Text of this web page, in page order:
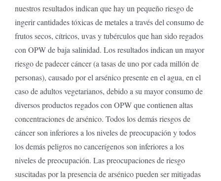
nuestros resultados indican que hay un pequeño riesgo de
ingerir cantidades tóxicas de metales a través del consumo de
frutos secos, cítricos, uvas y tubérculos que han sido regados
con OPW de baja salinidad. Los resultados indican un mayor
riesgo de padecer cáncer (a tasas de uno por cada millón de
personas), causado por el arsénico presente en el agua, en el
caso de adultos vegetarianos, debido a su mayor consumo de
diversos productos regados con OPW que contienen altas
concentraciones de arsénico. Todos los demás riesgos de
cáncer son inferiores a los niveles de preocupación y todos
los demás peligros no cancerígenos son inferiores a los
niveles de preocupación. Las preocupaciones de riesgo
suscitadas por la presencia de arsénico pueden ser mitigadas